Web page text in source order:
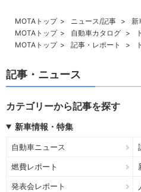
MOTAトップ ニュース/記事 新
MOTAトップ
自動車カタログ
MOTAトップ
記事・レポート
記事・ニュース
カテゴリーから記事を探す
新車情報・特集
自動車ニュース
燃費レポート
発表会レポート